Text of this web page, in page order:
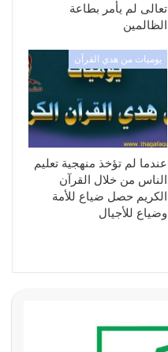
تعالى لم يأمر بطاعة
الظالمين
يوميات من هدي القرآن
عندما لم تؤخذ منهجية تعليم
الناس من خلال القرآن
الكريم حصل ضياع للأمة
وضياع للأجيال